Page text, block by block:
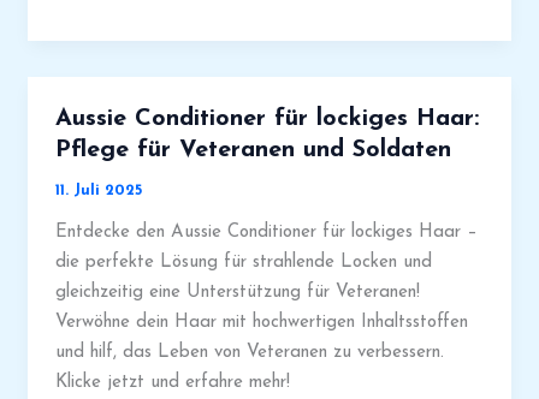
Intensive
Pflege
für
Gemeinschaftsbindung
Aussie Conditioner für lockiges Haar:
Pflege für Veteranen und Soldaten
11. Juli 2025
Entdecke den Aussie Conditioner für lockiges Haar –
die perfekte Lösung für strahlende Locken und
gleichzeitig eine Unterstützung für Veteranen!
Verwöhne dein Haar mit hochwertigen Inhaltsstoffen
und hilf, das Leben von Veteranen zu verbessern.
Klicke jetzt und erfahre mehr!